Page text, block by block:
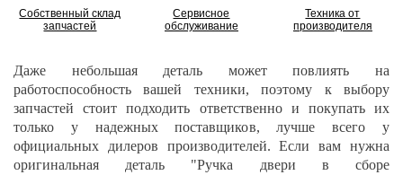
Собственный склад
запчастей
Сервисное
обслуживание
Техника от
производителя
Даже небольшая деталь может повлиять на
работоспособность вашей техники, поэтому к выбору
запчастей стоит подходить ответственно и покупать их
только у надежных поставщиков, лучше всего у
официальных дилеров производителей. Если вам нужна
оригинальная деталь "Ручка двери в сборе